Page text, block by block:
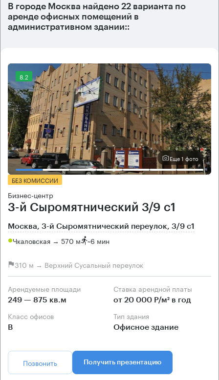
В городе Москва найдено 22 варианта по
аренде офисных помещений в
административном здании::
8.2
Еще 1 фото
БЕЗ КОМИССИИ
Бизнес-центр
3-й Сыромятнический 3/9 с1
Москва, 3-й Сыромятнический переулок, 3/9 с1
Чкаловская → 570 м ~6 мин
310 м → Верхний Сусальный переулок
Арендуемые площади
249 — 875 кв.м
Ставка арендной платы
от 20 000 Р/м² в год
Класс офисов
B
Тип здания
Офисное здание
Позвонить Получить презентацию